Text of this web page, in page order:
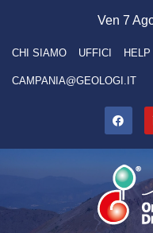
content
Ven 7
CHI SIAMO UFFICI HELP
CAMPANIA@GEOLOGI.IT